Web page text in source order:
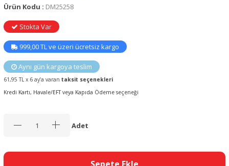
Ürün Kodu : DM25258
Stokta Var
999,00 TL ve üzeri ücretsiz kargo
Aynı gün kargoya teslim
61,95 TL x 6 ay’a varan taksit seçenekleri
Kredi Kartı, Havale/EFT veya Kapıda Ödeme seçeneği
Adet